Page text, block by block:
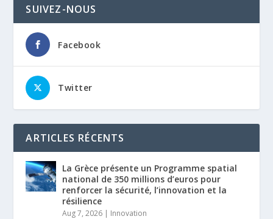
SUIVEZ-NOUS
Facebook
Twitter
ARTICLES RÉCENTS
La Grèce présente un Programme spatial
national de 350 millions d’euros pour
renforcer la sécurité, l’innovation et la
résilience
Aug 7, 2026 | Innovation